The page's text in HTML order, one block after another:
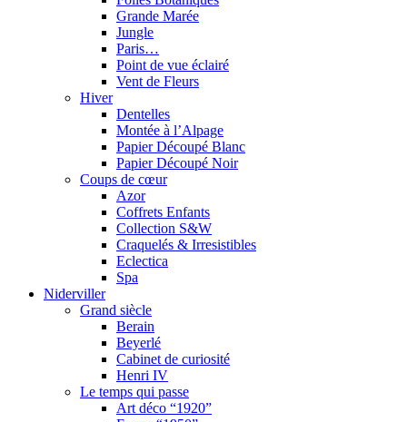
Grande Marée
Jungle
Paris…
Point de vue éclairé
Vent de Fleurs
Hiver
Dentelles
Montée à l’Alpage
Papier Découpé Blanc
Papier Découpé Noir
Coups de cœur
Azor
Coffrets Enfants
Collection S&W
Craquelés & Irresistibles
Eclectica
Spa
Niderviller
Grand siècle
Berain
Beyerlé
Cabinet de curiosité
Henri IV
Le temps qui passe
Art déco “1920”